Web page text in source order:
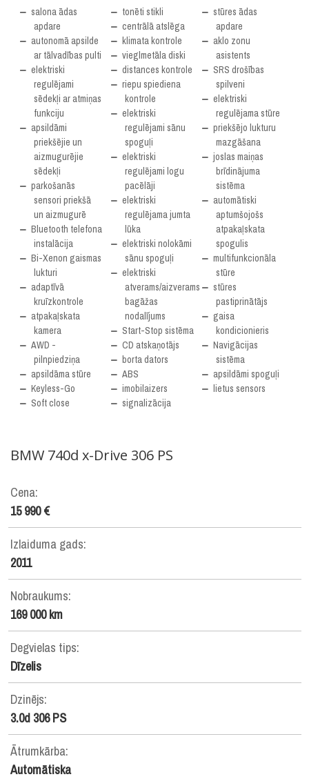
salona ādas
apdare
autonomā apsilde
ar tālvadības pulti
elektriski
regulējami
sēdekļi ar atmiņas
funkciju
apsildāmi
priekšējie un
aizmugurējie
sēdekļi
parkošanās
sensori priekšā
un aizmugurē
Bluetooth telefona
instalācija
Bi-Xenon gaismas
lukturi
adaptīvā
kruīzkontrole
atpakaļskata
kamera
AWD -
pilnpiedziņa
apsildāma stūre
Keyless-Go
Soft close
tonēti stikli
centrālā atslēga
klimata kontrole
vieglmetāla diski
distances kontrole
riepu spiediena
kontrole
elektriski
regulējami sānu
spoguļi
elektriski
regulējami logu
pacēlāji
elektriski
regulējama jumta
lūka
elektriski nolokāmi
sānu spoguļi
elektriski
atverams/aizverams
bagāžas
nodalījums
Start-Stop sistēma
CD atskaņotājs
borta dators
ABS
imobilaizers
signalizācija
stūres ādas
apdare
aklo zonu
asistents
SRS drošības
spilveni
elektriski
regulējama stūre
priekšējo lukturu
mazgāšana
joslas maiņas
brīdinājuma
sistēma
automātiski
aptumšojošs
atpakaļskata
spogulis
multifunkcionāla
stūre
stūres
pastiprinātājs
gaisa
kondicionieris
Navigācijas
sistēma
apsildāmi spoguļi
lietus sensors
BMW 740d x-Drive 306 PS
Cena:
15 990 €
Izlaiduma gads:
2011
Nobraukums:
169 000 km
Degvielas tips:
Dīzelis
Dzinējs:
3.0d 306 PS
Ātrumkārba:
Automātiska